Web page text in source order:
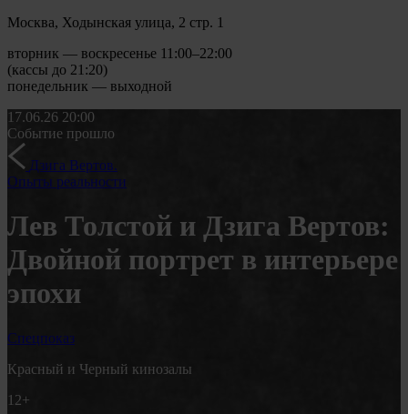
Москва, Ходынская улица, 2 стр. 1
вторник — воскресенье 11:00–22:00
(кассы до 21:20)
понедельник — выходной
17.06.26 20:00
Событие прошло
Дзига Вертов.
Опыты реальности
Лев Толстой и Дзига Вертов:
Двойной портрет в интерьере
эпохи
Спецпоказ
Красный и Черный кинозалы
12+